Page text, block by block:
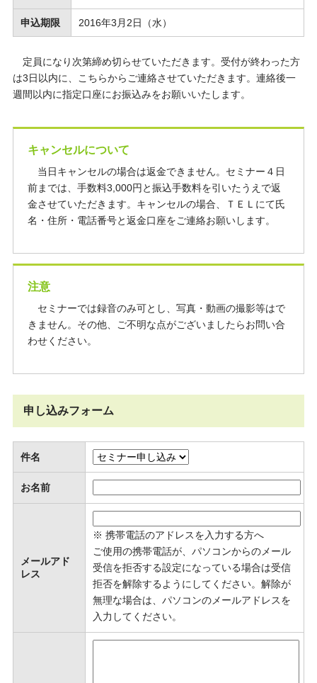
申込期限 2016年3月2日（水）
定員になり次第締め切らせていただきます。受付が終わった方
は3日以内に、こちらからご連絡させていただきます。連絡後一
週間以内に指定口座にお振込みをお願いいたします。
キャンセルについて
当日キャンセルの場合は返金できません。セミナー４日
前までは、手数料3,000円と振込手数料を引いたうえで返
金させていただきます。キャンセルの場合、ＴＥＬにて氏
名・住所・電話番号と返金口座をご連絡お願いします。
注意
セミナーでは録音のみ可とし、写真・動画の撮影等はで
きません。その他、ご不明な点がございましたらお問い合
わせください。
申し込みフォーム
件名
お名前
メールアド
レス
※ 携帯電話のアドレスを入力する方へ
ご使用の携帯電話が、パソコンからのメール
受信を拒否する設定になっている場合は受信
拒否を解除するようにしてください。解除が
無理な場合は、パソコンのメールアドレスを
入力してください。